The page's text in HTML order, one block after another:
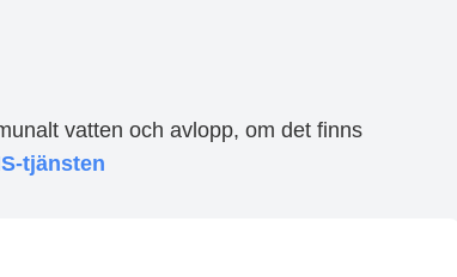
vatten och avlopp, om det finns
tjänsten